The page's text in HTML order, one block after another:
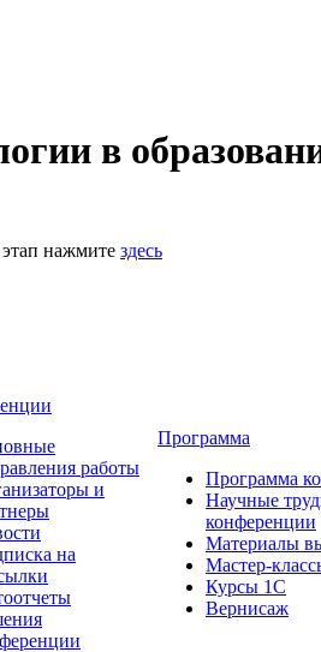
в
нажмите здесь
работы
и
на
Программа
Программа
Научные
конференции
Материалы
Мастер-
Курсы 1С
Вернисаж